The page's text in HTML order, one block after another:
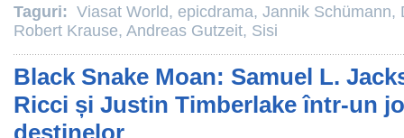
Taguri: Viasat World, epicdrama, Jannik Schümann,
Robert Krause, Andreas Gutzeit, Sisi
Black Snake Moan: Samuel L.
Ricci și Justin Timberlake într-un
destinelor